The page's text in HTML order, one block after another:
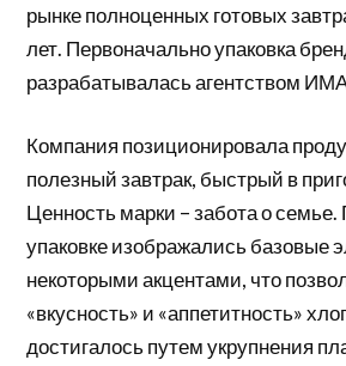
рынке полноценных готовых
лет. Первоначально упаковка
разрабатывалась агентством
Компания позиционировала
полезный завтрак, быстрый в
Ценность марки – забота о
упаковке изображались базовые
некоторыми акцентами, что
«вкусность» и «аппетитность»
достигалось путем укрупнения